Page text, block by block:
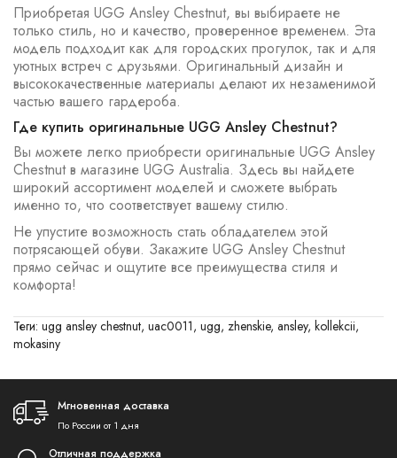
Приобретая UGG Ansley Chestnut, вы выбираете не
только стиль, но и качество, проверенное временем. Эта
модель подходит как для городских прогулок, так и для
уютных встреч с друзьями. Оригинальный дизайн и
высококачественные материалы делают их незаменимой
частью вашего гардероба.
Где купить оригинальные UGG Ansley Chestnut?
Вы можете легко приобрести оригинальные UGG Ansley
Chestnut в магазине UGG Australia. Здесь вы найдете
широкий ассортимент моделей и сможете выбрать
именно то, что соответствует вашему стилю.
Не упустите возможность стать обладателем этой
потрясающей обуви. Закажите UGG Ansley Chestnut
прямо сейчас и ощутите все преимущества стиля и
комфорта!
Теги: ugg ansley chestnut, uac0011, ugg, zhenskie, ansley, kollekcii,
mokasiny
Мгновенная доставка
По России от 1 дня
Отличная поддержка